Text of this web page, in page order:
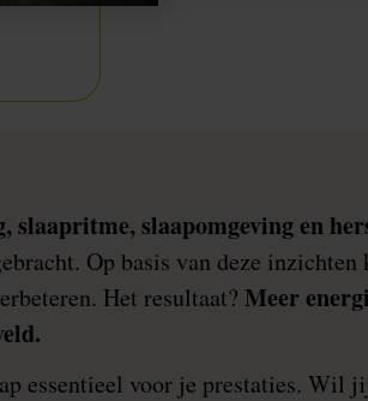
slaapritme, slaapomgeving en
Op basis van deze
Het resultaat? Meer
essentieel voor je prestaties. Wil